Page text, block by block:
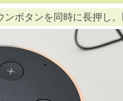
ボタンを同時に長押し。